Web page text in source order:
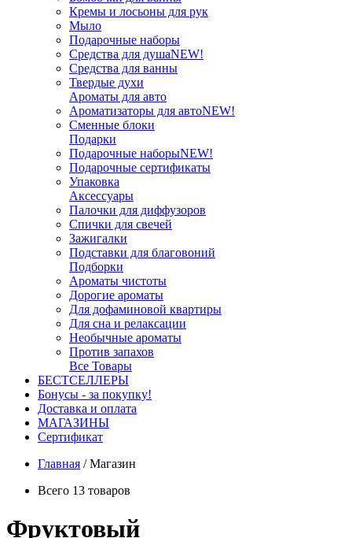
Кремы и лосьоны для рук
Мыло
Подарочные наборы
Средства для душаNEW!
Средства для ванны
Твердые духи
Ароматы для авто
Ароматизаторы для автоNEW!
Сменные блоки
Подарки
Подарочные наборыNEW!
Подарочные сертификаты
Упаковка
Аксессуары
Палочки для диффузоров
Спички для свечей
Зажигалки
Подставки для благовоний
Подборки
Ароматы чистоты
Дорогие ароматы
Для дофаминовой квартиры
Для сна и релаксации
Необычные ароматы
Против запахов
Все Товары
БЕСТСЕЛЛЕРЫ
Бонусы - за покупку!
Доставка и оплата
МАГАЗИНЫ
Cертификат
Главная /Магазин
Всего 13 товаров
Фруктовый